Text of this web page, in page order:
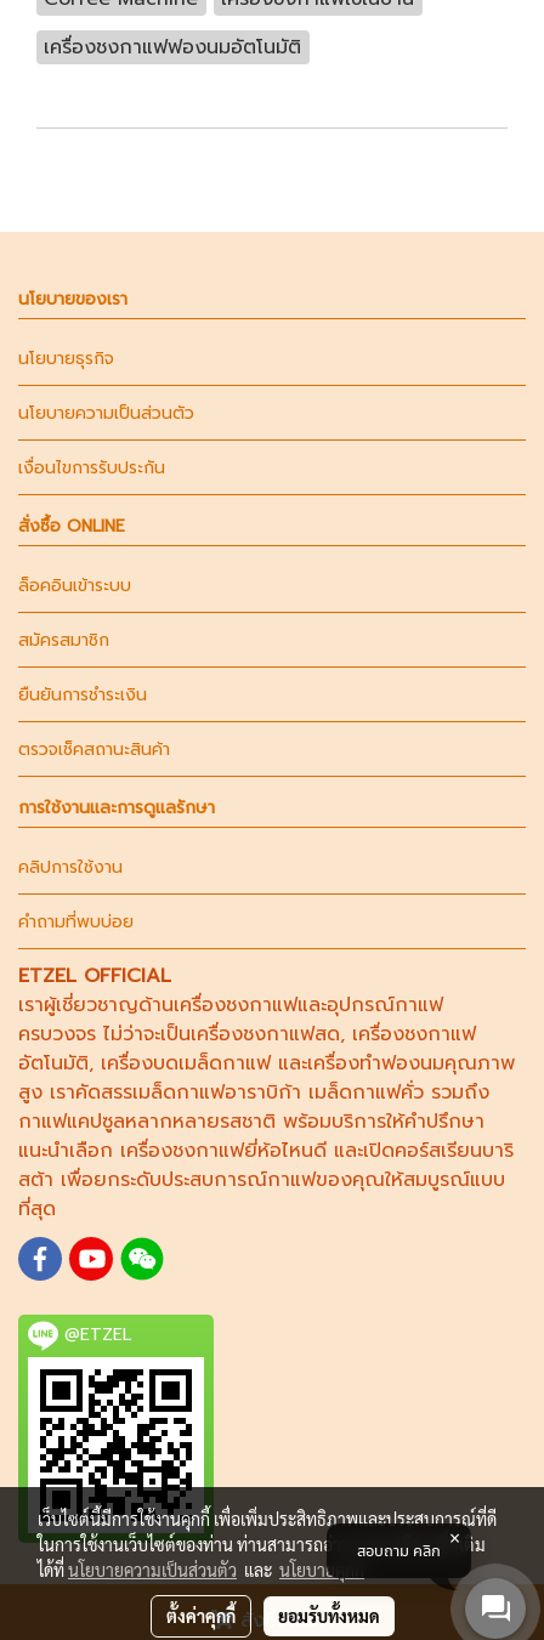
สั่งซื้อสินค้า
เครื่องชงกาแฟฟองนมอัตโนมัติ
นโยบายของเรา
นโยบายธุรกิจ
นโยบายความเป็นส่วนตัว
เงื่อนไขการรับประกัน
สั่งซื้อ ONLINE
ล็อคอินเข้าระบบ
สมัครสมาชิก
ยืนยันการชำระเงิน
ตรวจเช็คสถานะสินค้า
การใช้งานและการดูแลรักษา
คลิปการใช้งาน
คำถามที่พบบ่อย
ETZEL OFFICIAL
เราผู้เชี่ยวชาญด้านเครื่องชงกาแฟและอุปกรณ์กาแฟ
ครบวงจร ไม่ว่าจะเป็นเครื่องชงกาแฟสด, เครื่องชงกาแฟ
อัตโนมัติ, เครื่องบดเมล็ดกาแฟและเครื่องทำฟองนมคุณภาพ
สูง เราคัดสรรเมล็ดกาแฟอาราบิก้า เมล็ดกาแฟคั่ว รวมถึง
กาแฟแคปซูลหลากหลายรสชาติ พร้อมบริการให้คำปรึกษา
แนะนำเลือก เครื่องชงกาแฟยี่ห้อไหนดี และเปิดคอร์สเรียนบาริ
สต้า เพื่อยกระดับประสบการณ์กาแฟของคุณให้สมบูรณ์แบบ
ที่สุด
@ETZEL
© Copyright 2018 All Rights Reserved.
เว็บไซต์นี้มีการใช้งานคุกกี้ เพื่อเพิ่มประสิทธิภาพและประสบการณ์ที่ดี
ในการใช้งานเว็บไซต์ของท่าน ท่านสามารถอ่านรายละเอียดเพิ่มเติม
ได้ที่นโยบายความเป็นส่วนตัว และ นโยบายคุกกี้
ตั้งค่าคุกกี้ ยอมรับทั้งหมด
สอบถาม คลิก